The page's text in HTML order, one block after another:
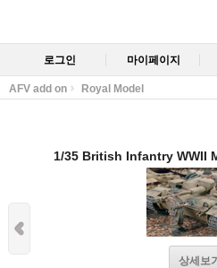
로그인 마이페이지
AFV add on Royal Model
1/35 British Infantry WWII
상세보